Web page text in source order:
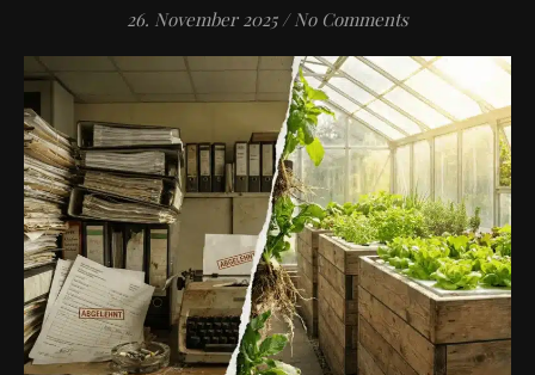
26. November 2025 / No Comments